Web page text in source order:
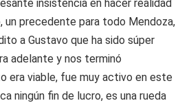
insistencia en hacer realidad
un precedente para todo Mendoza,
a Gustavo que ha sido súper
adelante y nos terminó
era viable, fue muy activo en este
ningún fin de lucro, es una rueda